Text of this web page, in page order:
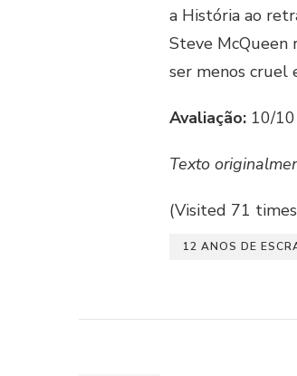
a História ao
Steve McQueen
ser menos cruel
Avaliação: 10/10
Texto
(Visited 71
12 ANOS DE